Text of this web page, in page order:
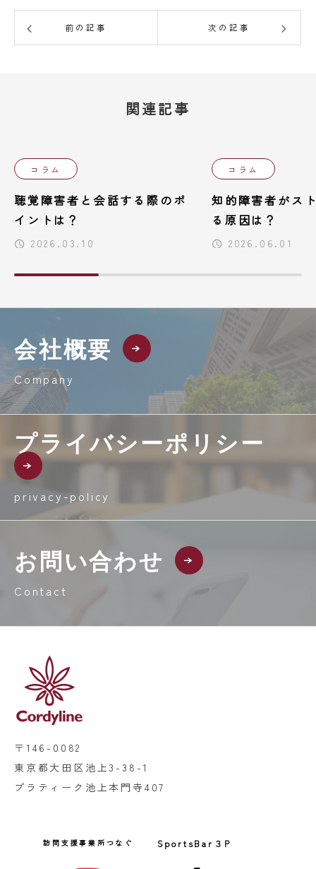
前の記事 次の記事
関連記事
コラム
聴覚障害者と会話する際のポ
イントは？
2026.03.10
コラム
知的障害者がス
る原因は？
2026.06.01
会社概要
Company
プライバシーポリシー
privacy-policy
お問い合わせ
Contact
〒146-0082
東京都大田区池上3-38-1
プラティーク池上本門寺407